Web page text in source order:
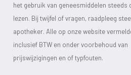
het gebruik van geneesmiddelen steeds
lezen. Bij twijfel of vragen, raadpleeg
apotheker. Alle op onze website
inclusief BTW en onder voorbehoud van
prijswijzigingen en of typfouten.